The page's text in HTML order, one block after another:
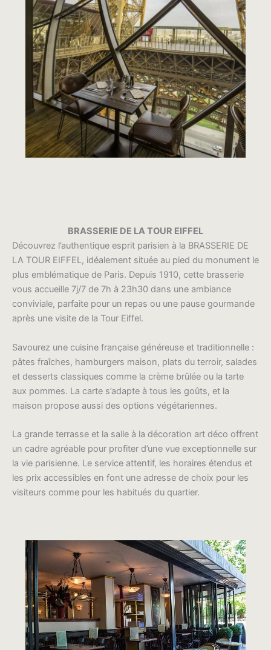
BRASSERIE DE LA TOUR EIFFEL
Découvrez l’authentique esprit parisien à la BRASSERIE DE
LA TOUR EIFFEL, idéalement située au pied du monument le
plus emblématique de Paris. Depuis 1910, cette brasserie
vous accueille 7j/7 de 7h à 23h30 dans une ambiance
conviviale, parfaite pour un repas ou une pause gourmande
après une visite de la Tour Eiffel.
Savourez une cuisine française généreuse et traditionnelle :
pâtes fraîches, hamburgers maison, plats du terroir, salades
et desserts classiques comme la crème brûlée ou la tarte
aux pommes. La carte s’adapte à tous les goûts, et la
maison propose aussi des options végétariennes.
La grande terrasse et la salle à la décoration art déco offrent
un cadre agréable pour profiter d’une vue exceptionnelle sur
la vie parisienne. Le service attentif, les horaires étendus et
les prix accessibles en font une adresse de choix pour les
visiteurs comme pour les habitués du quartier.